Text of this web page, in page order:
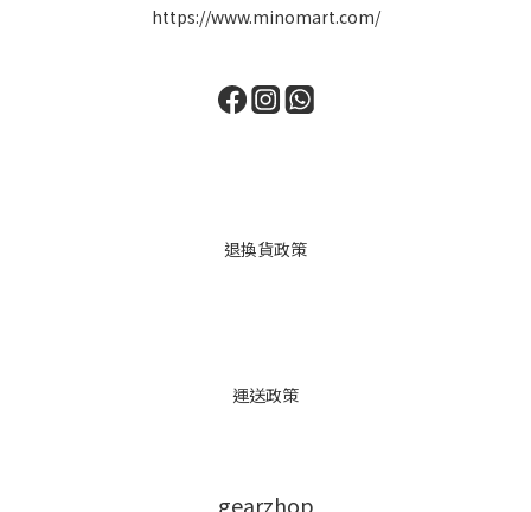
https://www.minomart.com/
退換貨政策
運送政策
gearzhop